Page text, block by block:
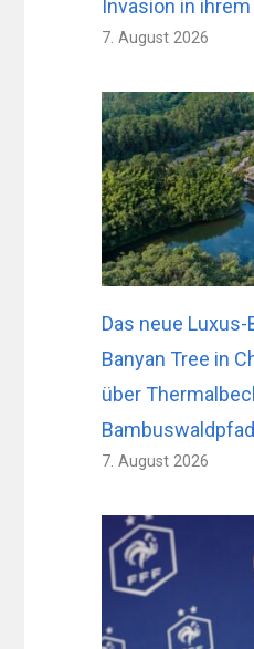
Invasion in ihrem
7. August 2026
Das neue
Banyan Tree in
über
Bambuswaldpfad
7. August 2026